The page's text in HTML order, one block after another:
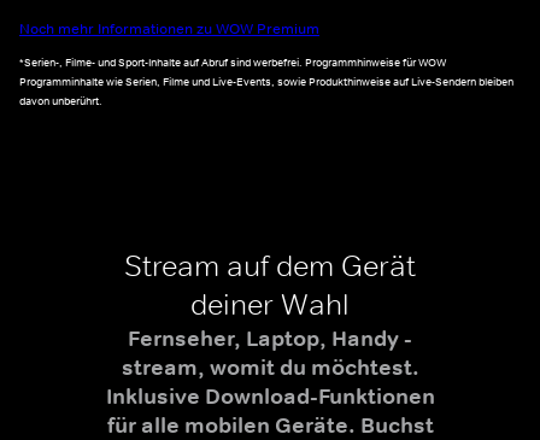
Noch mehr Informationen zu WOW Premium
*Serien-, Filme- und Sport-Inhalte auf Abruf sind werbefrei. Programmhinweise für WOW
Programminhalte wie Serien, Filme und Live-Events, sowie Produkthinweise auf Live-Sendern bleiben
davon unberührt.
Stream auf dem Gerät
deiner Wahl
Fernseher, Laptop, Handy -
stream, womit du möchtest.
Inklusive Download-Funktionen
für alle mobilen Geräte. Buchst